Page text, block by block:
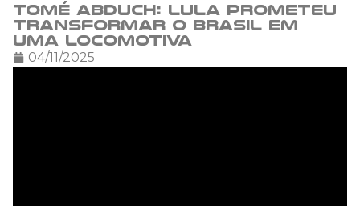
Tomé Abduch: Lula prometeu
transformar o Brasil em
uma locomotiva
04/11/2025